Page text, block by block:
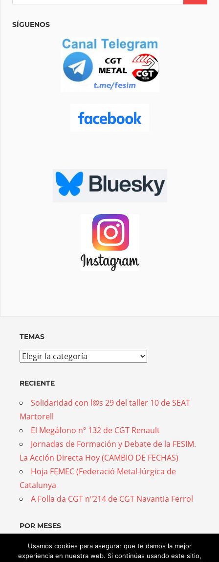
SÍGUENOS
TEMAS
Temas
RECIENTE
Solidaridad con l@s 29 del taller 10 de SEAT
Martorell
El Megáfono nº 132 de CGT Renault
Jornadas de Formación y Debate de la FESIM.
La Acción Directa Hoy (CAMBIO DE FECHAS)
Hoja FEMEC (Federació Metal-lúrgica de
Catalunya
A Folla da CGT nº214 de CGT Navantia Ferrol
POR MESES
Por
meses
Usamos cookies para asegurar que te damos la mejor
experiencia en nuestra web. Si continúas usando este sitio,